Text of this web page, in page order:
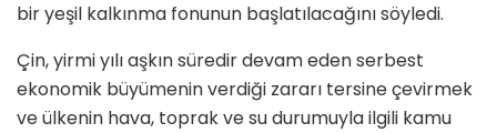
bir yeşil kalkınma fonunun başlatılacağını söyledi.
Çin, yirmi yılı aşkın süredir devam eden serbest
ekonomik büyümenin verdiği zararı tersine çevirmek
ve ülkenin hava, toprak ve su durumuyla ilgili kamu